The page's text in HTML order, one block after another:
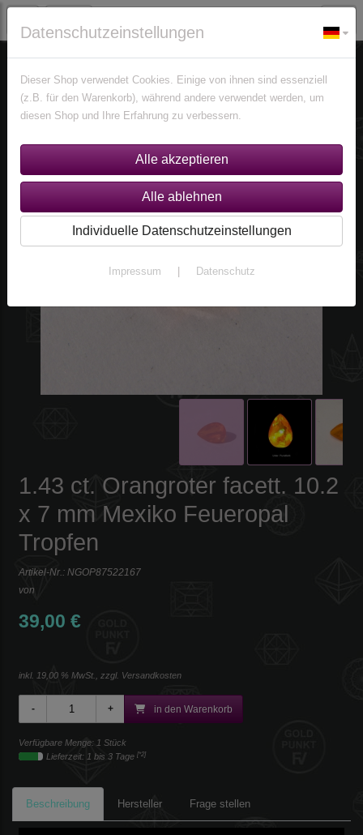
Edelsteine Opale
1.43 ct. Orangroter facett. 10.2
x 7 mm Mexiko Feueropal
Tropfen
Artikel-Nr.: NGOP87522167
von
39,00 €
inkl. 19,00 % MwSt., zzgl. Versandkosten
in den Warenkorb
Verfügbare Menge: 1 Stück
Lieferzeit: 1 bis 3 Tage [*2]
Beschreibung Hersteller Frage stellen
Datenschutzeinstellungen
Dieser Shop verwendet Cookies. Einige von ihnen sind essenziell
(z.B. für den Warenkorb), während andere verwendet werden, um
diesen Shop und Ihre Erfahrung zu verbessern.
Individuelle Datenschutzeinstellungen
Impressum Datenschutz